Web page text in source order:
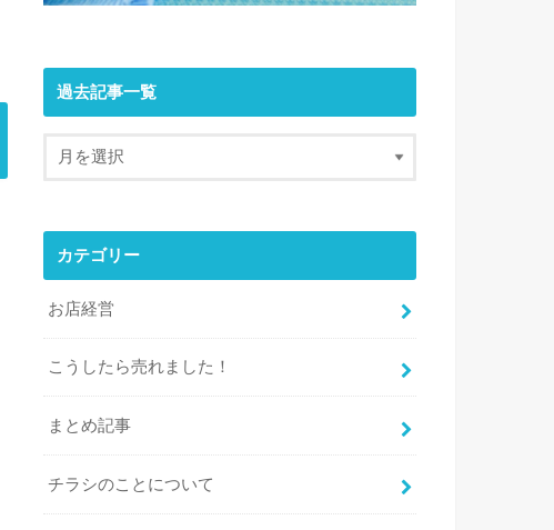
過去記事一覧
カテゴリー
お店経営
こうしたら売れました！
まとめ記事
チラシのことについて